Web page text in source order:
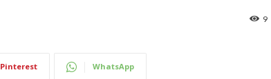
9
Pinterest WhatsApp